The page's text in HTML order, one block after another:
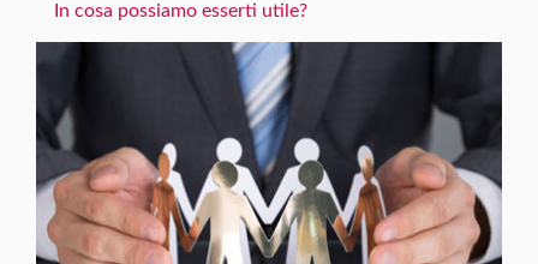
In cosa possiamo esserti utile?